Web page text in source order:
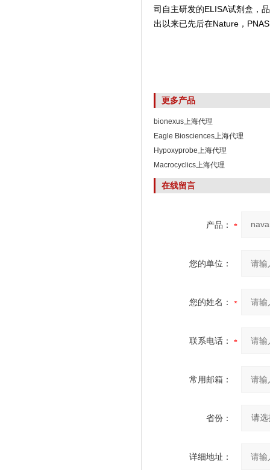
司自主研发的ELISA试剂盒，
出以来已先后在Nature，
更多产品
bionexus上海代理
Eagle Biosciences上海代理
Hypoxyprobe上海代理
Macrocyclics上海代理
在线留言
产品：
您的单位：
您的姓名：
联系电话：
常用邮箱：
省份：
详细地址：